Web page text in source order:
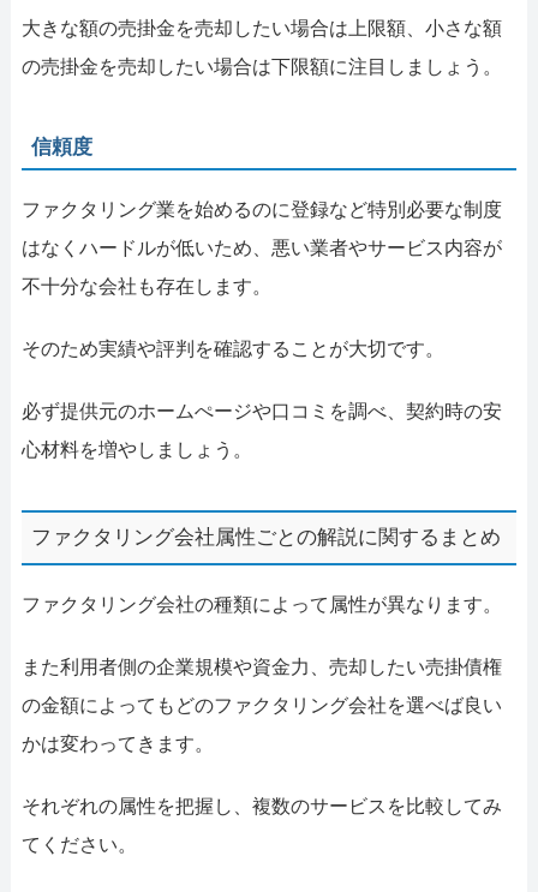
大きな額の売掛金を売却したい場合は上限額、小さな額
の売掛金を売却したい場合は下限額に注目しましょう。
信頼度
ファクタリング業を始めるのに登録など特別必要な制度
はなくハードルが低いため、悪い業者やサービス内容が
不十分な会社も存在します。
そのため実績や評判を確認することが大切です。
必ず提供元のホームぺージや口コミを調べ、契約時の安
心材料を増やしましょう。
ファクタリング会社属性ごとの解説に関するまとめ
ファクタリング会社の種類によって属性が異なります。
また利用者側の企業規模や資金力、売却したい売掛債権
の金額によってもどのファクタリング会社を選べば良い
かは変わってきます。
それぞれの属性を把握し、複数のサービスを比較してみ
てください。